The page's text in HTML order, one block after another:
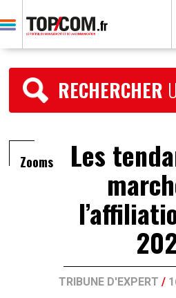
RECHERCHER
Zooms Les
TRIBUNE D'EXPERT /